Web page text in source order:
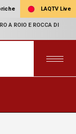
LAQTV Live
A ROIO E ROCCA DI